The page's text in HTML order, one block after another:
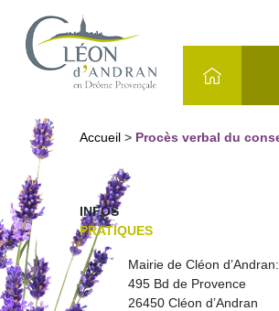
Accueil > Procès verbal du
INFOS
PRATIQUES
Mairie de Cléon d’Andran:
495 Bd de Provence
26450 Cléon d’Andran